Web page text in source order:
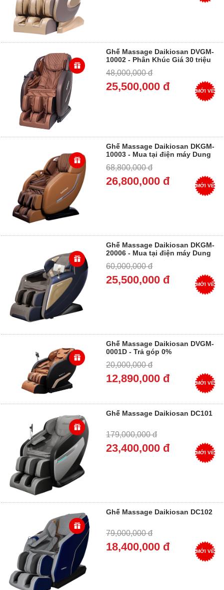
Ghế Massage Daikiosan DVGM-
10002 - Phân Khúc Giá 30 triệu
48,000,000 đ
25,500,000 đ MỚI VỀ
Ghế Massage Daikiosan DKGM-
10003 - Mua tại điện máy Dung
68,800,000 đ
26,800,000 đ MỚI VỀ
Ghế Massage Daikiosan DKGM-
20006 - Mua tại điện máy Dung
60,000,000 đ
25,500,000 đ MỚI VỀ
Ghế Massage Daikiosan DVGM-
0001D - Trả góp 0%
20,000,000 đ
12,890,000 đ MỚI VỀ
Ghế Massage Daikiosan DC101
179,000,000 đ
23,400,000 đ MỚI VỀ
Ghế Massage Daikiosan DC102
79,000,000 đ
18,400,000 đ MỚI VỀ